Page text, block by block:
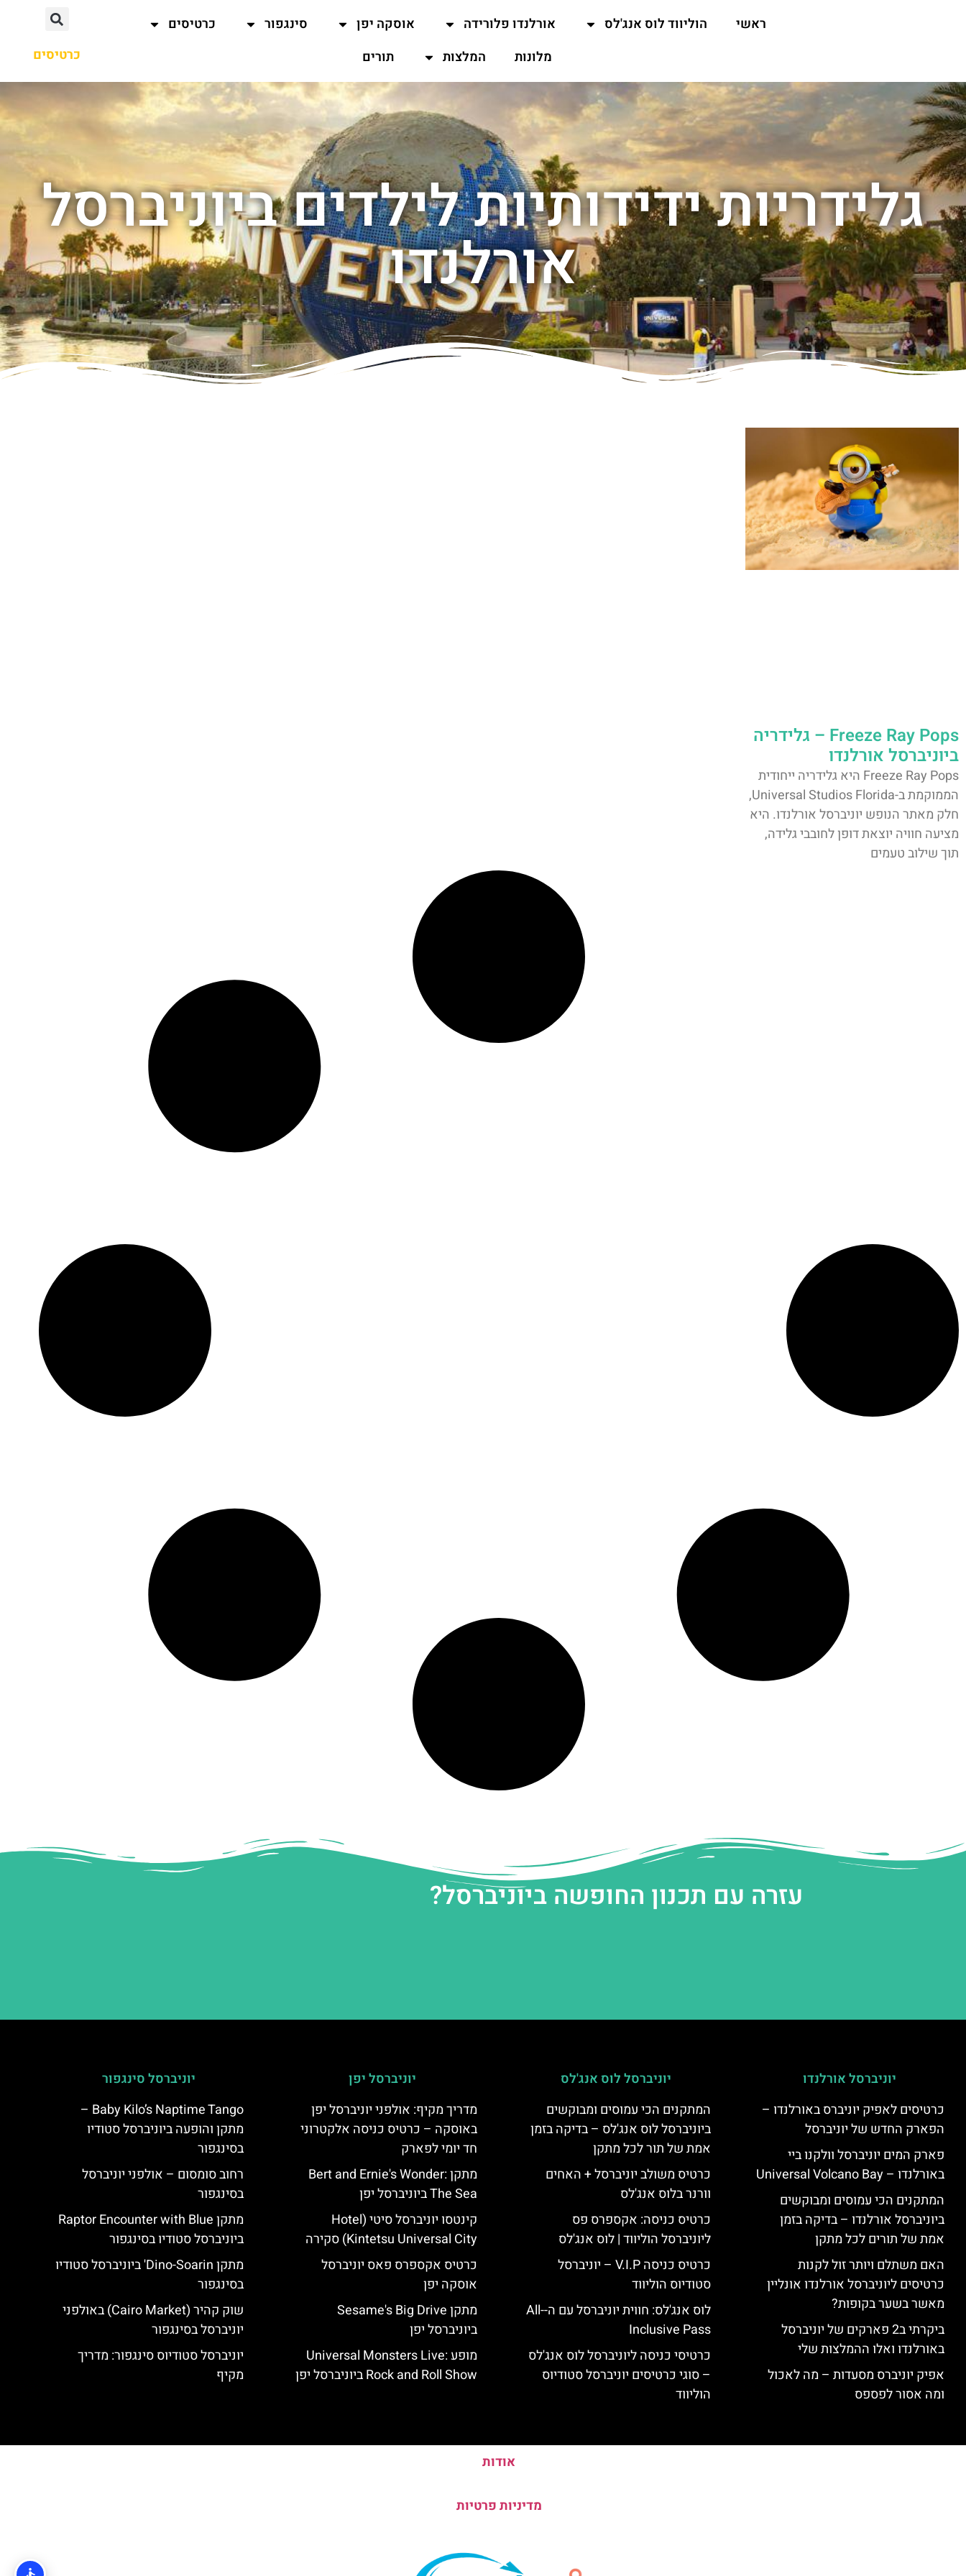
ראשי הוליווד לוס אנג'לס אורלנדו פלורידה אוסקה יפן סינגפור
כרטיסים
מלונות
המלצות תורים כרטיסים
גלידריות ידידותיות לילדים ביוניברסל
אורלנדו
Freeze Ray Pops – גלידריה
ביוניברסל אורלנדו
Freeze Ray Pops היא גלידריה ייחודית
הממוקמת ב-Universal Studios Florida,
חלק מאתר הנופש יוניברסל אורלנדו. היא
מציעה חוויה יוצאת דופן לחובבי גלידה,
תוך שילוב טעמים
עזרה עם תכנון החופשה ביוניברסל?
יוניברסל אורלנדו
כרטיסים לאפיק יוניברס באורלנדו –
הפארק החדש של יוניברסל
פארק המים יוניברסל וולקנו ביי
באורלנדו – Universal Volcano Bay
המתקנים הכי עמוסים ומבוקשים
ביוניברסל אורלנדו – בדיקה בזמן
אמת של תורים לכל מתקן
האם משתלם ויותר זול לקנות
כרטיסים ליוניברסל אורלנדו אונליין
מאשר בשער בקופות?
ביקרתי ב2 פארקים של יוניברסל
באורלנדו ואלו ההמלצות שלי
אפיק יוניברס מסעדות – מה לאכול
ומה אסור לפספס
יוניברסל לוס אנג'לס
המתקנים הכי עמוסים ומבוקשים
ביוניברסל לוס אנג'לס – בדיקה בזמן
אמת של תור לכל מתקן
כרטיס משולב יוניברסל + האחים
וורנר בלוס אנג'לס
כרטיס כניסה: אקספרס פס
ליוניברסל הוליווד | לוס אנג'לס
כרטיס כניסה V.I.P – יוניברסל
סטודיוס הוליווד
לוס אנג'לס: חווית יוניברסל עם ה-All-
Inclusive Pass
כרטיסי כניסה ליוניברסל לוס אנג'לס
– סוגי כרטיסים יוניברסל סטודיוס
הוליווד
יוניברסל יפן
מדריך מקיף: אולפני יוניברסל יפן
באוסקה – כרטיס כניסה אלקטרוני
חד יומי לפארק
מתקן Bert and Ernie's Wonder:
The Sea ביוניברסל יפן
קינטסו יוניברסל סיטי (Hotel
Kintetsu Universal City) סקירה
כרטיס אקספרס פאס יוניברסל
אוסקה יפן
מתקן Sesame's Big Drive
ביוניברסל יפן
מופע Universal Monsters Live:
Rock and Roll Show ביוניברסל יפן
יוניברסל סינגפור
Baby Kilo’s Naptime Tango –
מתקן והופעה ביוניברסל סטודיו
בסינגפור
רחוב סומסום – אולפני יוניברסל
בסינגפור
מתקן Raptor Encounter with Blue
ביוניברסל סטודיו בסינגפור
מתקן Dino-Soarin' ביוניברסל סטודיו
בסינגפור
שוק קהיר (Cairo Market) באולפני
יוניברסל בסינגפור
יוניברסל סטודיוס סינגפור: מדריך
מקיף
אודות
מדיניות פרטיות